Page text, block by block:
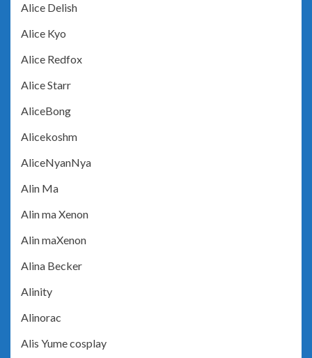
Alice Delish
Alice Kyo
Alice Redfox
Alice Starr
AliceBong
Alicekoshm
AliceNyanNya
Alin Ma
Alin ma Xenon
Alin maXenon
Alina Becker
Alinity
Alinorac
Alis Yume cosplay